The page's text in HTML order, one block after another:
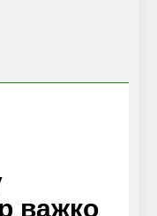
важко